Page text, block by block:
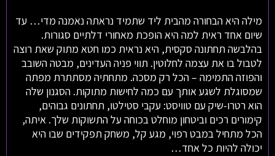
מילה היא הבחורה מהבית ליד שתמיד נראתה נאמנה מדי… עד
שיום אחד ראית למה היא הופכת מאחורי דלתיים סגורות.
בהלבשה תחתונה סקסית, היא נראית כמו חטא מתוק שאת רוצה
לטבול בו את עצמה לחלוטין. תווי פניה העדינים, מבטה השובב
והפוזה התמימה – הכל רק מסכה. מתחתיה מסתתרת מפתה
שמסוגלת לשגע אותך עם כמה לחישות מתוקות. הסגנון שלה
הוא רטרו-שיק עם טוויסט: עקבי סטילטו, תחתונים גבוהים,
קימורים רכים וביטחון מוחלט בכוחה על התשוקות שלך. איתה,
הכל מתחיל במבט רפוי, מגע קל, משחק תפקידים שבו היא
יכולה להיות כל אחד…